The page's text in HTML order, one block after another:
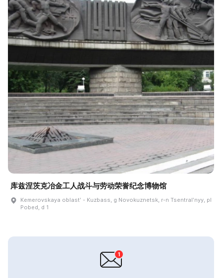
库兹涅茨克冶金工人战斗与劳动荣誉纪念博物馆
Kemerovskaya oblastʹ - Kuzbass, g Novokuznetsk, r-n Tsentralʹnyy, pl
Pobed, d 1